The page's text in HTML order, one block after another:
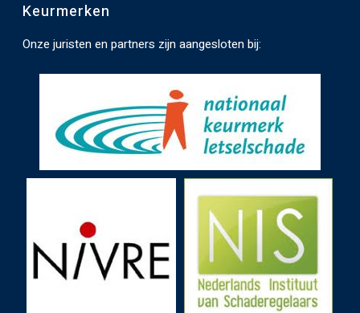
n
Keurmerken
Onze juristen en partners zijn aangesloten bij: